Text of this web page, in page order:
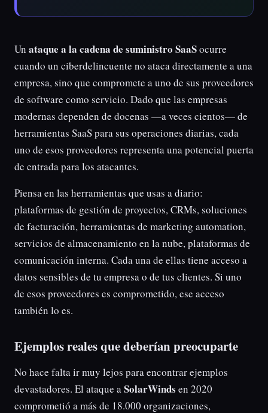
Un ataque a la cadena de suministro SaaSocurre
cuando un ciberdelincuente no ataca directamente a una
empresa, sino que compromete a uno de sus proveedores
de software como servicio. Dado que las empresas
modernas dependen de docenas —a veces cientos— de
herramientas SaaS para sus operaciones diarias, cada
uno de esos proveedores representa una potencial puerta
de entrada para los atacantes.
Piensa en las herramientas que usas a diario:
plataformas de gestión de proyectos, CRMs, soluciones
de facturación, herramientas de marketing automation,
servicios de almacenamiento en la nube, plataformas de
comunicación interna. Cada una de ellas tiene acceso a
datos sensibles de tu empresa o de tus clientes. Si uno
de esos proveedores es comprometido, ese acceso
también lo es.
Ejemplos reales que deberían preocuparte
No hace falta ir muy lejos para encontrar ejemplos
devastadores. El ataque aSolarWinds en 2020
comprometió a más de 18.000 organizaciones,